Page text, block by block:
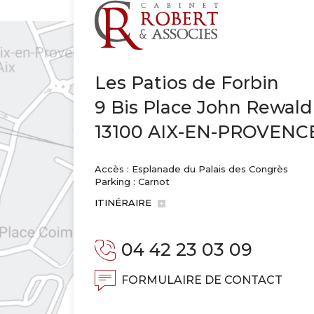
Les Patios de Forbin
9 Bis Place John Rewald
13100 AIX-EN-
Accès : Esplanade du Palais des Congrès
Parking : Carnot
ITINÉRAIRE
04 42 23 03 09
FORMULAIRE DE CONTACT